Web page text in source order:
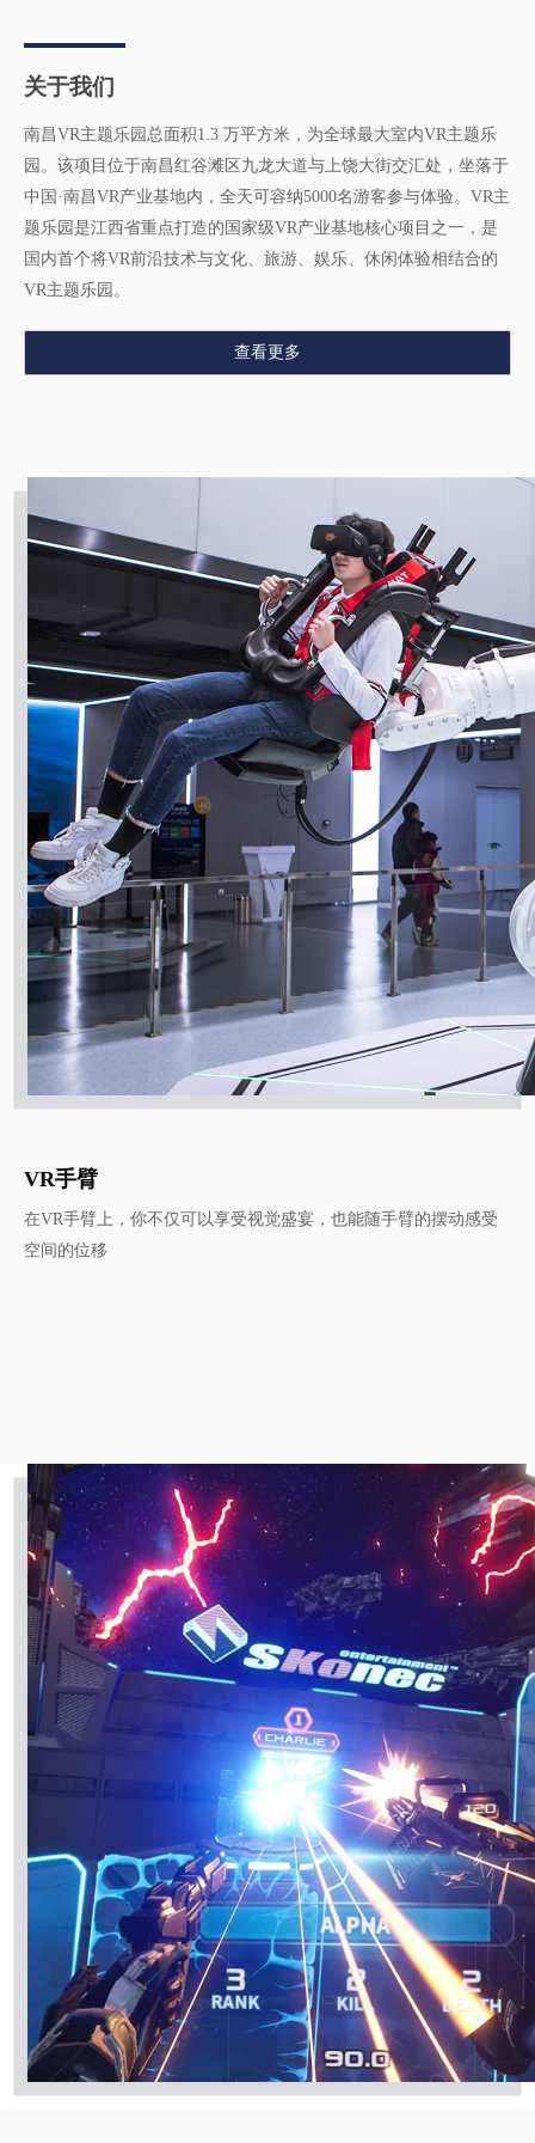
关于我们
南昌VR主题乐园总面积1.3 万平方米，为全球最大室内VR主题乐
园。该项目位于南昌红谷滩区九龙大道与上饶大街交汇处，坐落于
中国·南昌VR产业基地内，全天可容纳5000名游客参与体验。VR主
题乐园是江西省重点打造的国家级VR产业基地核心项目之一，是
国内首个将VR前沿技术与文化、旅游、娱乐、休闲体验相结合的
VR主题乐园。
查看更多
VR手臂
在VR手臂上，你不仅可以享受视觉盛宴，也能随手臂的摆动感受
空间的位移